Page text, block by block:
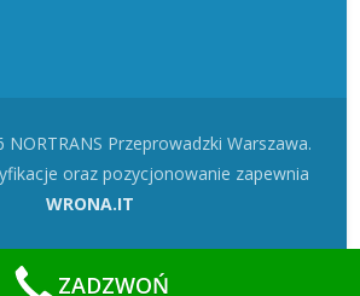
Przeprowadzki Warszawa.
oraz pozycjonowanie zapewnia
WRONA.IT
ZADZWOŃ